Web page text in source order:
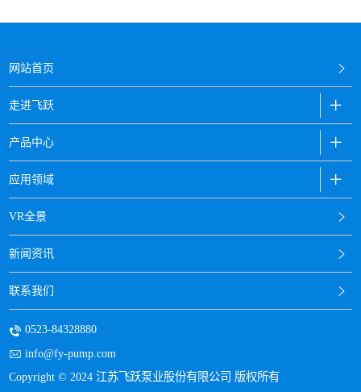
网站首页
走进飞跃
产品中心
应用领域
VR全景
新闻资讯
联系我们
0523-84328880
info@fy-pump.com
Copyright © 2024 江苏飞跃泵业股份有限公司 版权所有